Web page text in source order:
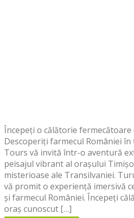
Începeți o călătorie
Descoperiți farmecul României
Tours vă invită într-o aventură
peisajul vibrant al orașului
misterioase ale Transilvaniei.
vă promit o experiență imersivă
și farmecul României. Începeți
oraș cunoscut […]